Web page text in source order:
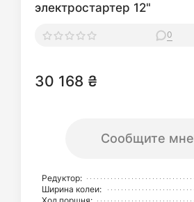
электростартер 12"
0
30 168 ₴
Сообщите мне
Редуктор:
Ширина колеи: